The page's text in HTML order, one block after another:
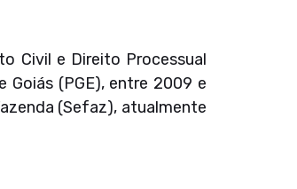
Civil e Direito Processual
(PGE), entre 2009 e
(Sefaz), atualmente